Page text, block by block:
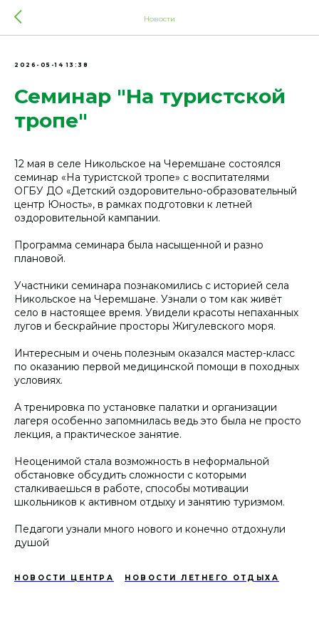
Новости
2026-05-14 13:38
Семинар "На туристской
тропе"
12 мая в селе Никольское на Черемшане состоялся
семинар «На туристской тропе» с воспитателями
ОГБУ ДО «Детский оздоровительно-образовательный
центр Юность», в рамках подготовки к летней
оздоровительной кампании.
Программа семинара была насыщенной и разно
плановой.
Участники семинара познакомились с историей села
Никольское на Черемшане. Узнали о том как живёт
село в настоящее время. Увидели красоты непаханных
лугов и бескрайние просторы Жигулевского моря.
Интересным и очень полезным оказался мастер-класс
по оказанию первой медицинской помощи в походных
условиях.
А тренировка по установке палатки и организации
лагеря особенно запомнилась ведь это была не просто
лекция, а практическое занятие.
Неоценимой стала возможность в неформальной
обстановке обсудить сложности с которыми
сталкиваешься в работе, способы мотивации
школьников к активном отдыху и занятию туризмом.
Педагоги узнали много нового и конечно отдохнули
душой
НОВОСТИ ЦЕНТРА НОВОСТИ ЛЕТНЕГО ОТДЫХА